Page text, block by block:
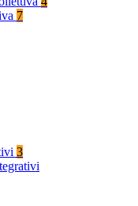
7
3